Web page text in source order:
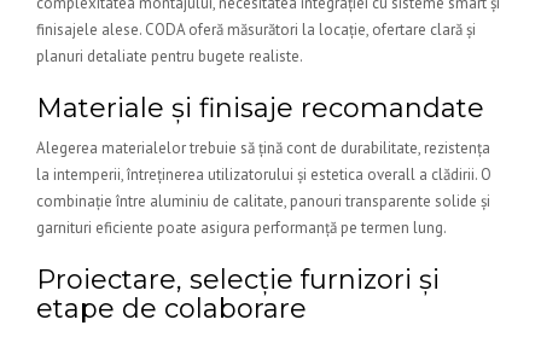
finisajele alese. CODA oferă măsurători la locație, ofertare clară și
planuri detaliate pentru bugete realiste.
Materiale și finisaje recomandate
Alegerea materialelor trebuie să țină cont de durabilitate, rezistența
la intemperii, întreținerea utilizatorului și estetica overall a clădirii. O
combinație între aluminiu de calitate, panouri transparente solide și
garnituri eficiente poate asigura performanță pe termen lung.
Proiectare, selecție furnizori și
etape de colaborare